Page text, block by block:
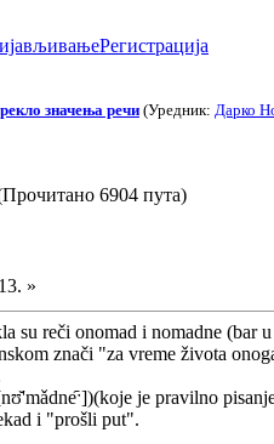
Регистрација
значења речи (Уредник: Дарко
6904 пута)
»
su reči onomad i nomadne (bar
znači "za vreme života
je pravilno
i "prošli put".